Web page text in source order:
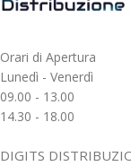
Orari di Apertura
Lunedì - Venerdì
09.00 - 13.00
14.30 - 18.00
DIGITS